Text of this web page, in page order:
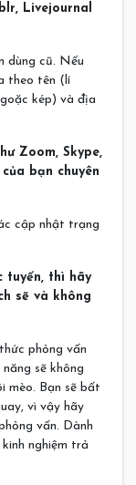
Livejournal
dùng cũ. Nếu
theo tên (lí
kép) và địa
Zoom, Skype,
bạn chuyên
cập nhật trạng
tuyến, thì hãy
sẽ và không
phỏng vấn
sẽ không
mèo. Bạn sẽ bất
vì vậy hãy
vấn. Dành
nghiệm trả